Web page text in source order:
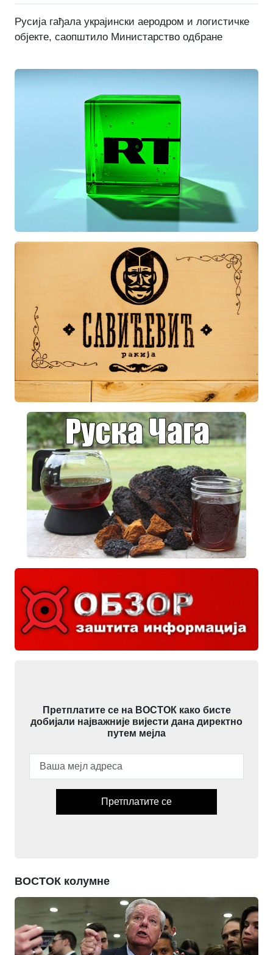
Русија гађала украјински аеродром и логистичке
објекте, саопштило Министарство одбране
Претплатите се на ВОСТОК како бисте
добијали најважније вијести дана директно
путем мејла
Претплатите се
ВОСТОК колумне